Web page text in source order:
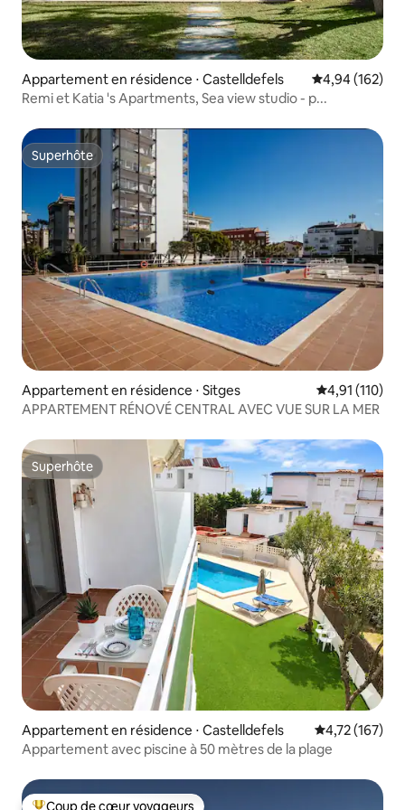
Appartement en résidence ⋅ Castelldefels Évaluation
4,94 (162)
Remi et Katia 's Apartments, Sea view studio - p...
Superhôte
Superhôte
Appartement en résidence ⋅ Sitges Évaluation
4,91 (110)
APPARTEMENT RÉNOVÉ CENTRAL AVEC VUE SUR LA MER
Superhôte
Superhôte
Appartement en résidence ⋅ Castelldefels Évaluation
4,72 (167)
Appartement avec piscine à 50 mètres de la plage
Coup de cœur voyageurs